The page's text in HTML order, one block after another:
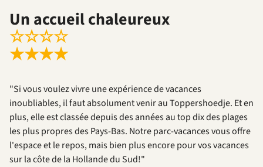
Un accueil chaleureux
☆☆☆☆
★★★★
"Si vous voulez vivre une expérience de vacances
inoubliables, il faut absolument venir au Toppershoedje. Et en
plus, elle est classée depuis des années au top dix des plages
les plus propres des Pays-Bas. Notre parc-vacances vous offre
l'espace et le repos, mais bien plus encore pour vos vacances
sur la côte de la Hollande du Sud!"